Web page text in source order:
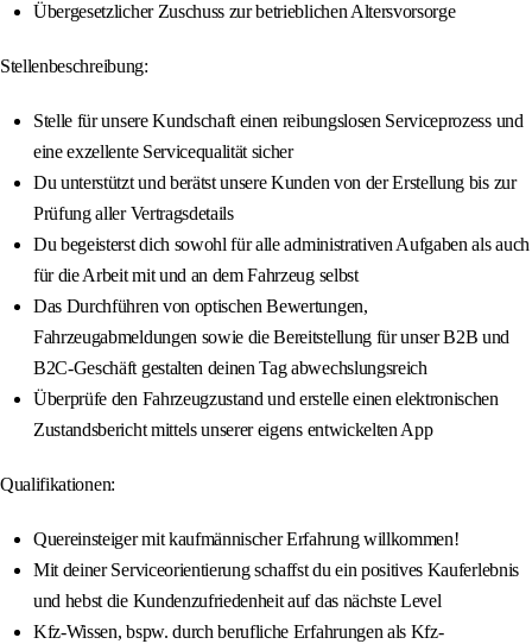
Übergesetzlicher Zuschuss zur betrieblichen Altersvorsorge
Stellenbeschreibung:
Stelle für unsere Kundschaft einen reibungslosen Serviceprozess und
eine exzellente Servicequalität sicher
Du unterstützt und berätst unsere Kunden von der Erstellung bis zur
Prüfung aller Vertragsdetails
Du begeisterst dich sowohl für alle administrativen Aufgaben als auch
für die Arbeit mit und an dem Fahrzeug selbst
Das Durchführen von optischen Bewertungen,
Fahrzeugabmeldungen sowie die Bereitstellung für unser B2B und
B2C-Geschäft gestalten deinen Tag abwechslungsreich
Überprüfe den Fahrzeugzustand und erstelle einen elektronischen
Zustandsbericht mittels unserer eigens entwickelten App
Qualifikationen:
Quereinsteiger mit kaufmännischer Erfahrung willkommen!
Mit deiner Serviceorientierung schaffst du ein positives Kauferlebnis
und hebst die Kundenzufriedenheit auf das nächste Level
Kfz-Wissen, bspw. durch berufliche Erfahrungen als Kfz-